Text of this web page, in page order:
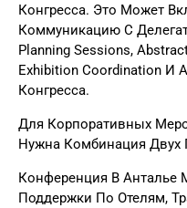
Конгресса. Это Может
Коммуникацию С
Planning Sessions,
Exhibition Coordination И
Конгресса.
Для Корпоративных
Нужна Комбинация Двух
Конференция В Анталье
Поддержки По Отелям,